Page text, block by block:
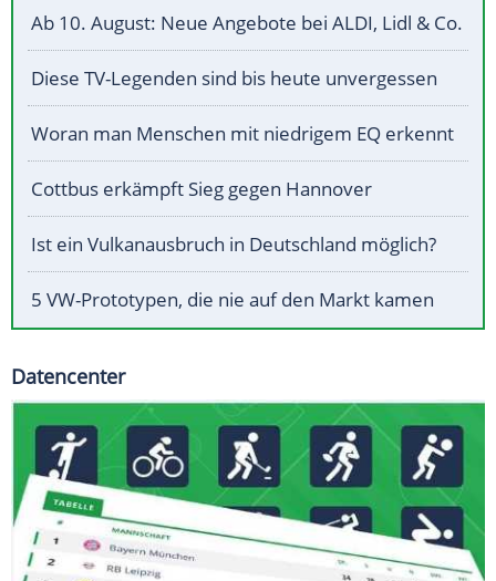
Ab 10. August: Neue Angebote bei ALDI, Lidl & Co.
Diese TV-Legenden sind bis heute unvergessen
Woran man Menschen mit niedrigem EQ erkennt
Cottbus erkämpft Sieg gegen Hannover
Ist ein Vulkanausbruch in Deutschland möglich?
5 VW-Prototypen, die nie auf den Markt kamen
Datencenter